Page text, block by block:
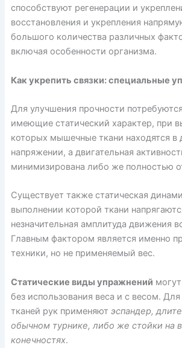
способствуют регенерации и
восстановления и укрепления
большого количества различных
включая особенности организма.
Как укрепить связки: специальные
Для улучшения прочности
имеющие статический характер, при
которых мышечные ткани находятся в
напряжении, а двигательная
минимизирована либо же полностью
Существует также статическая
выполнении которой ткани
незначительная амплитуда движения
Главным фактором является именно
техники, но не применяемый вес.
Статические виды упражнений
без использования веса и с весом.
тканей рук применяют эспандер,
обычном турнике, либо же стойки на
конечностях.